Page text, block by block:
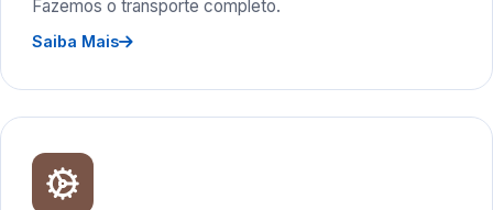
Fazemos o transporte completo.
Saiba Mais